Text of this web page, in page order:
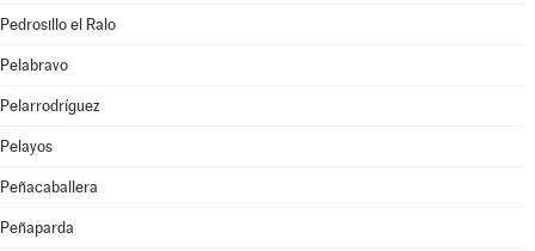
Pedrosillo el Ralo
Pelabravo
Pelarrodríguez
Pelayos
Peñacaballera
Peñaparda